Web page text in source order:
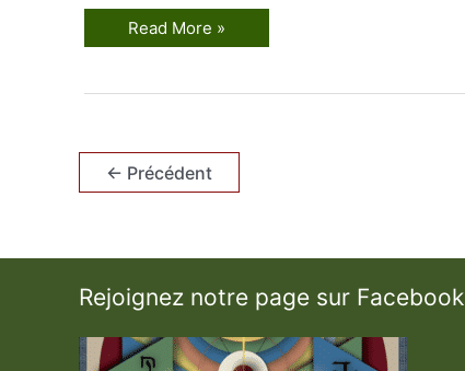
L
e
s
é
s
i
Read More »
← Précédent
Rejoignez notre page sur Facebook